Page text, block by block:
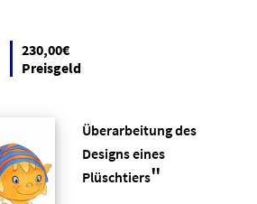
230,00€
Preisgeld
Überarbeitung des
Designs eines
Plüschtiers"